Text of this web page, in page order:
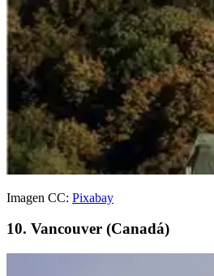
Imagen CC: Pixabay
10. Vancouver (Canadá)